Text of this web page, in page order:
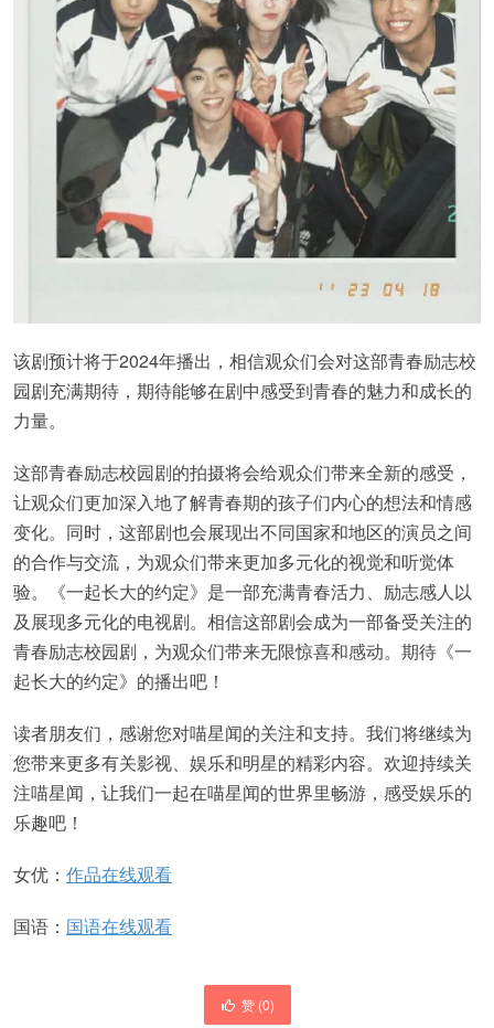
该剧预计将于2024年播出，相信观众们会对这部青春励志校
园剧充满期待，期待能够在剧中感受到青春的魅力和成长的
力量。
这部青春励志校园剧的拍摄将会给观众们带来全新的感受，
让观众们更加深入地了解青春期的孩子们内心的想法和情感
变化。同时，这部剧也会展现出不同国家和地区的演员之间
的合作与交流，为观众们带来更加多元化的视觉和听觉体
验。《一起长大的约定》是一部充满青春活力、励志感人以
及展现多元化的电视剧。相信这部剧会成为一部备受关注的
青春励志校园剧，为观众们带来无限惊喜和感动。期待《一
起长大的约定》的播出吧！
读者朋友们，感谢您对喵星闻的关注和支持。我们将继续为
您带来更多有关影视、娱乐和明星的精彩内容。欢迎持续关
注喵星闻，让我们一起在喵星闻的世界里畅游，感受娱乐的
乐趣吧！
女优： 作品在线观看
国语： 国语在线观看
赞 (0)